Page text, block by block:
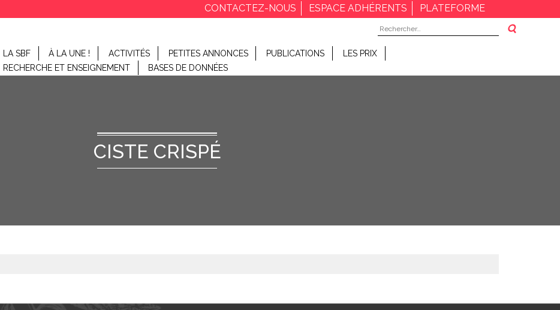
CONTACTEZ-NOUS ESPACE ADHÉRENTS
PLATEFORME
Rechercher :
LA SBF À LA UNE ! ACTIVITÉS PETITES ANNONCES PUBLICATIONS
LES PRIX
RECHERCHE ET ENSEIGNEMENT
BASES DE DONNÉES
CISTE CRISPÉ